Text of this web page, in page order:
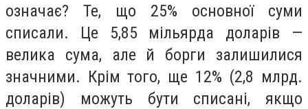
означає? Те, що 25% основної суми
списали. Це 5,85 мільярда доларів —
велика сума, але й борги залишилися
значними. Крім того, ще 12% (2,8 млрд.
доларів) можуть бути списані, якщо